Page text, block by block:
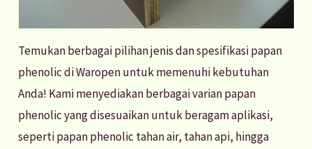
Temukan berbagai pilihan jenis dan spesifikasi papan
phenolic di Waropen untuk memenuhi kebutuhan
Anda! Kami menyediakan berbagai varian papan
phenolic yang disesuaikan untuk beragam aplikasi,
seperti papan phenolic tahan air, tahan api, hingga